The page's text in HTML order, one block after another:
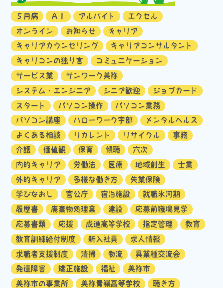
５月病 ＡＩ アルバイト
エクセル
オンライン
お知らせ
キャリア
キャリアカウンセリング
キャリアコンサルタント
キャリコンの独り言
コミュニケーション
サービス業
サンワーク美祢
システム・エンジニア
シニア歓迎
ジョブカード
スタート
パソコン操作
パソコン業務
パソコン講座
ハローワーク宇部
メンタルヘルス
よくある相談
リカレント リサイクル
事務
介護
価値観 保育 傾聴
六次
内的キャリア
労働法 医療 地域創生
士業
外的キャリア
多様な働き方
失業保険
学びなおし
官公庁 宿泊施設
就職氷河期
履歴書
廃棄物処理業 建設
応募前職場見学
応募書類
応援 成進高等学校 指定管理
教育
教育訓練給付制度
新入社員
求人情報
求職者支援制度
清掃 物流
異業種交流会
発達障害
矯正施設 福祉
美祢市
美祢市の事業所
美祢青嶺高等学校
聴き方